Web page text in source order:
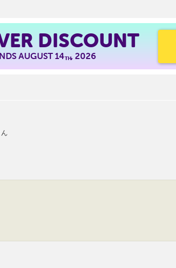
DISCOUNT
AUGUST 14TH, 2026